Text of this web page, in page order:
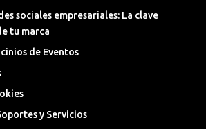
sociales empresariales: La clave
tu marca
de Eventos
y Servicios